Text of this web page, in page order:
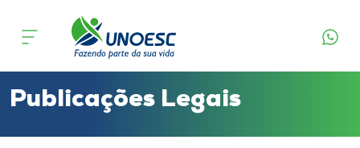
Cursos
Publicações Legais